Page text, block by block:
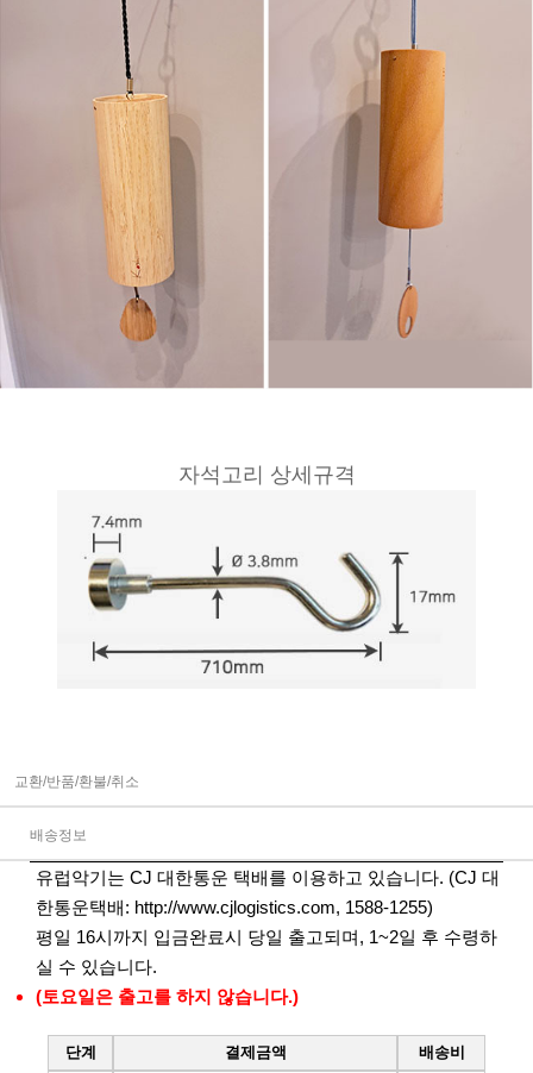
자석고리 상세규격
교환/반품/환불/취소
배송정보
유럽악기는 CJ 대한통운 택배를 이용하고 있습니다. (CJ 대
한통운택배: http://www.cjlogistics.com, 1588-1255)
평일 16시까지 입금완료시 당일 출고되며, 1~2일 후 수령하
실 수 있습니다.
(토요일은 출고를 하지 않습니다.)
단계 결제금액
배송비